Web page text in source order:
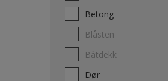
Betong
Blåsten
Båtdekk
Dør